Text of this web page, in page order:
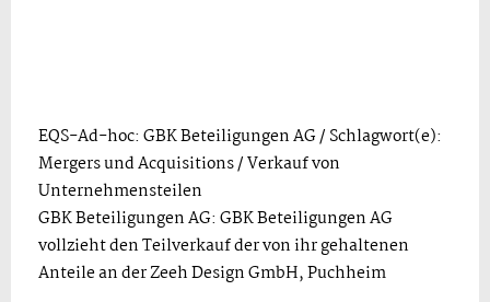
EQS-Ad-hoc: GBK Beteiligungen AG / Schlagwort(e):
Mergers und Acquisitions / Verkauf von
Unternehmensteilen
GBK Beteiligungen AG: GBK Beteiligungen AG
vollzieht den Teilverkauf der von ihr gehaltenen
Anteile an der Zeeh Design GmbH, Puchheim